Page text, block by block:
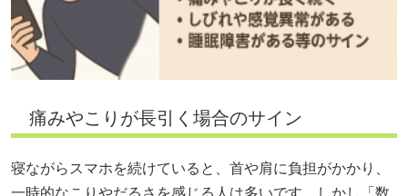
痛みやこりが長引く場合のサイン
寝ながらスマホを続けていると、首や肩に負担がかかり、
一時的なこりやだるさを感じる人は多いです。しかし「数